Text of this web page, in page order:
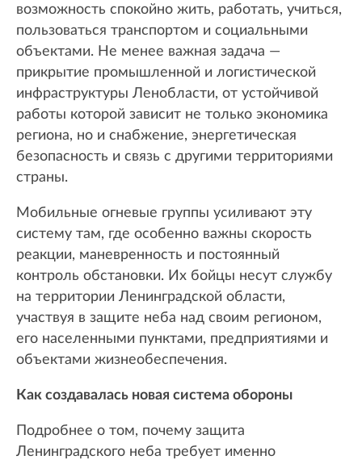
возможность спокойно жить, работать, учиться,
пользоваться транспортом и социальными
объектами. Не менее важная задача —
прикрытие промышленной и логистической
инфраструктуры Ленобласти, от устойчивой
работы которой зависит не только экономика
региона, но и снабжение, энергетическая
безопасность и связь с другими территориями
страны.
Мобильные огневые группы усиливают эту
систему там, где особенно важны скорость
реакции, маневренность и постоянный
контроль обстановки. Их бойцы несут службу
на территории Ленинградской области,
участвуя в защите неба над своим регионом,
его населенными пунктами, предприятиями и
объектами жизнеобеспечения.
Как создавалась новая система обороны
Подробнее о том, почему защита
Ленинградского неба требует именно